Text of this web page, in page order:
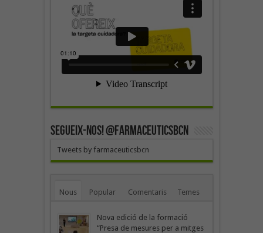
SEGUEIX-NOS! @farmaceuticsbcn
Tweets by farmaceuticsbcn
Nous Popular Comentaris Temes
Nova edició de la formació
“Presa de mesures per a mitges